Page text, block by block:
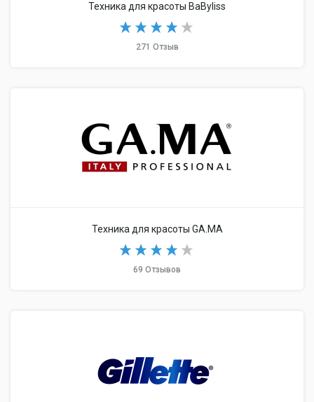
Техника для красоты BaByliss
271 Отзыв
Техника для красоты GA.MA
69 Отзывов